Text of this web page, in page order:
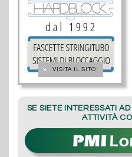
➔ VISITA IL SITO
SE SIETE INTERESSATI
ATTIVITÀ